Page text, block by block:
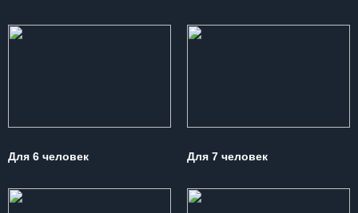
Для 6 человек Для 7 человек